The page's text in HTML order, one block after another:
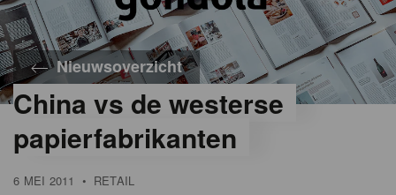
Nieuwsoverzicht
China vs de westerse
papierfabrikanten
6 MEI 2011 • RETAIL